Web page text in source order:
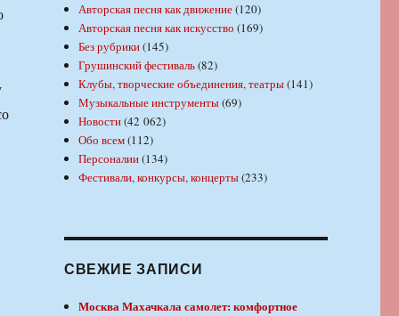
Авторская песня как движение(120)
Авторская песня как искусство (169)
Без рубрики(145)
Грушинский фестиваль(82)
Клубы, творческие объединения, театры(141)
Музыкальные инструменты(69)
Новости(42 062)
Обо всем(112)
Персоналии(134)
Фестивали, конкурсы, концерты(233)
СВЕЖИЕ ЗАПИСИ
Москва Махачкала самолет: комфортное